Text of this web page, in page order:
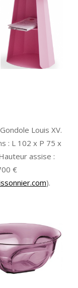
Louis XV.
: L 102 x P 75 x
assise :
€
).